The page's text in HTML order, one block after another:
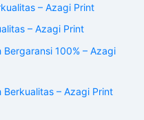
– Azagi Print
– Azagi Print
100% – Azagi
– Azagi Print